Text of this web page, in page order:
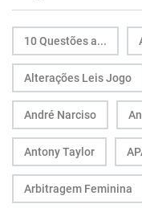
10 Questões a...
Alterações Leis Jogo
André Narciso
Antony Taylor
Arbitragem Feminina